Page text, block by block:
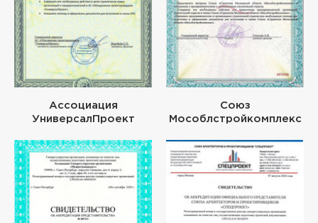
Ассоциация
УниверсалПроект
Союз
Мособлстройкомплекс